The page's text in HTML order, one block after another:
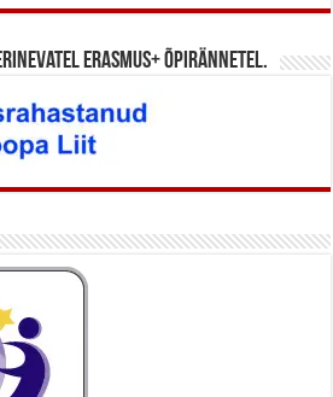
Erasmus+ õpirännetel.